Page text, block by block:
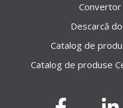
Descarcă
Catalog de
Catalog de produse